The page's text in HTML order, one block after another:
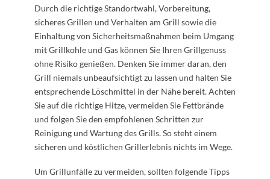
Durch die richtige Standortwahl, Vorbereitung,
sicheres Grillen und Verhalten am Grill sowie die
Einhaltung von Sicherheitsmaßnahmen beim Umgang
mit Grillkohle und Gas können Sie Ihren Grillgenuss
ohne Risiko genießen. Denken Sie immer daran, den
Grill niemals unbeaufsichtigt zu lassen und halten Sie
entsprechende Löschmittel in der Nähe bereit. Achten
Sie auf die richtige Hitze, vermeiden Sie Fettbrände
und folgen Sie den empfohlenen Schritten zur
Reinigung und Wartung des Grills. So steht einem
sicheren und köstlichen Grillerlebnis nichts im Wege.
Um Grillunfälle zu vermeiden, sollten folgende Tipps